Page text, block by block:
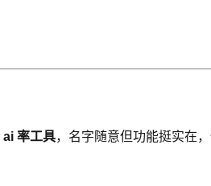
ai 率工具，名字随意但功能挺实在